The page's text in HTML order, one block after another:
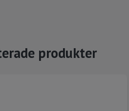
produkter